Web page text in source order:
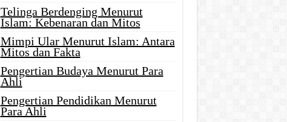
Telinga Berdenging Menurut
Islam: Kebenaran dan Mitos
Mimpi Ular Menurut Islam: Antara
Mitos dan Fakta
Pengertian Budaya Menurut Para
Ahli
Pengertian Pendidikan Menurut
Para Ahli